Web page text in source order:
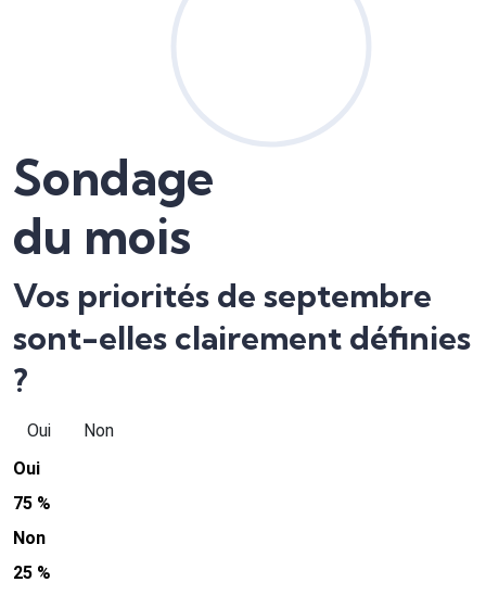
Sondage
du mois
Vos priorités de septembre
sont-elles clairement définies
?
Oui
Non
Oui
75 %
Non
25 %